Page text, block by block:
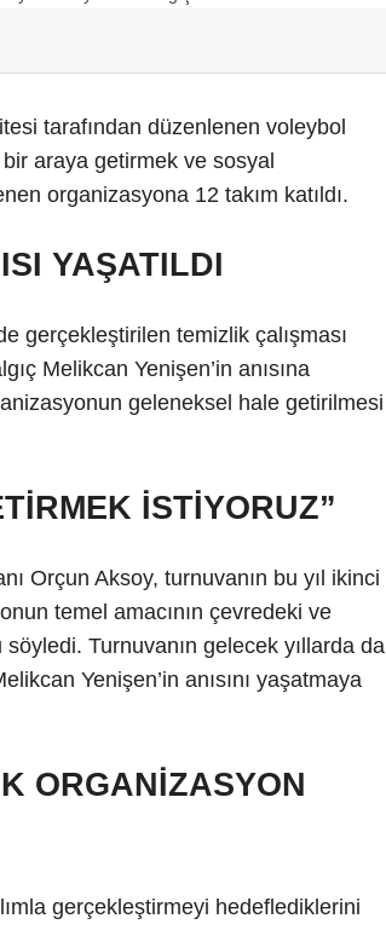
tarafından düzenlenen voleybol
araya getirmek ve sosyal
organizasyona 12 takım katıldı.
YAŞATILDI
gerçekleştirilen temizlik çalışması
Melikcan Yenişen’in anısına
geleneksel hale getirilmesi
İSTİYORUZ”
Orçun Aksoy, turnuvanın bu yıl ikinci
temel amacının çevredeki ve
Turnuvanın gelecek yıllarda da
Yenişen’in anısını yaşatmaya
ORGANİZASYON
gerçekleştirmeyi hedeflediklerini